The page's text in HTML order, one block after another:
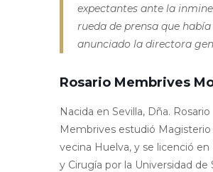
expectantes ante la
rueda de prensa que había
anunciado la directora
Rosario Membrives
Nacida en Sevilla, Dña. Rosario
Membrives estudió Magisterio
vecina Huelva, y se licenció en
y Cirugía por la Universidad de